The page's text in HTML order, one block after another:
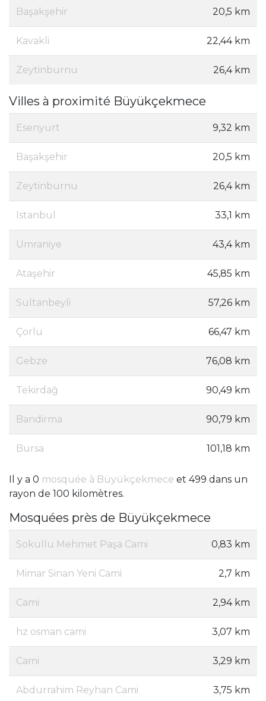
Başakşehir 20,5 km
Kavakli 22,44 km
Zeytinburnu 26,4 km
Villes à proximité Büyükçekmece
Esenyurt 9,32 km
Başakşehir 20,5 km
Zeytinburnu 26,4 km
Istanbul 33,1 km
Umraniye 43,4 km
Ataşehir 45,85 km
Sultanbeyli 57,26 km
Çorlu 66,47 km
Gebze 76,08 km
Tekirdağ 90,49 km
Bandirma 90,79 km
Bursa 101,18 km
Il y a 0 mosquée à Büyükçekmece et 499 dans un
rayon de 100 kilomètres.
Mosquées près de Büyükçekmece
Sokullu Mehmet Paşa Cami 0,83 km
Mimar Sinan Yeni Cami 2,7 km
Cami 2,94 km
hz osman cami 3,07 km
Cami 3,29 km
Abdurrahim Reyhan Cami 3,75 km